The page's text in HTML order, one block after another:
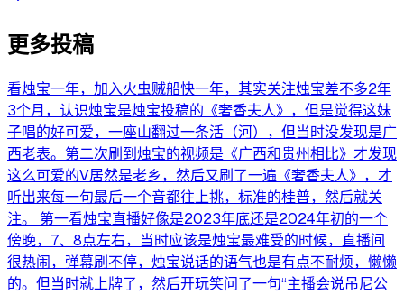
更多投稿
看烛宝一年，加入火虫贼船快一年，其实关注烛宝差不多2年
3个月，认识烛宝是烛宝投稿的《奢香夫人》，但是觉得这妹
子唱的好可爱，一座山翻过一条活（河），但当时没发现是广
西老表。第二次刷到烛宝的视频是《广西和贵州相比》才发现
这么可爱的V居然是老乡，然后又刷了一遍《奢香夫人》，才
听出来每一句最后一个音都往上挑，标准的桂普，然后就关
注。 第一看烛宝直播好像是2023年底还是2024年初的一个
傍晚，7、8点左右，当时应该是烛宝最难受的时候，直播间
很热闹，弹幕刷不停，烛宝说话的语气也是有点不耐烦，懒懒
的。但当时就上牌了，然后开玩笑问了一句“主播会说吊尼公